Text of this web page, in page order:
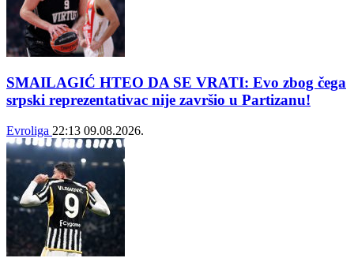
SMAILAGIĆ HTEO DA SE VRATI: Evo zbog čega
srpski reprezentativac nije završio u Partizanu!
Evroliga 22:13 09.08.2026.